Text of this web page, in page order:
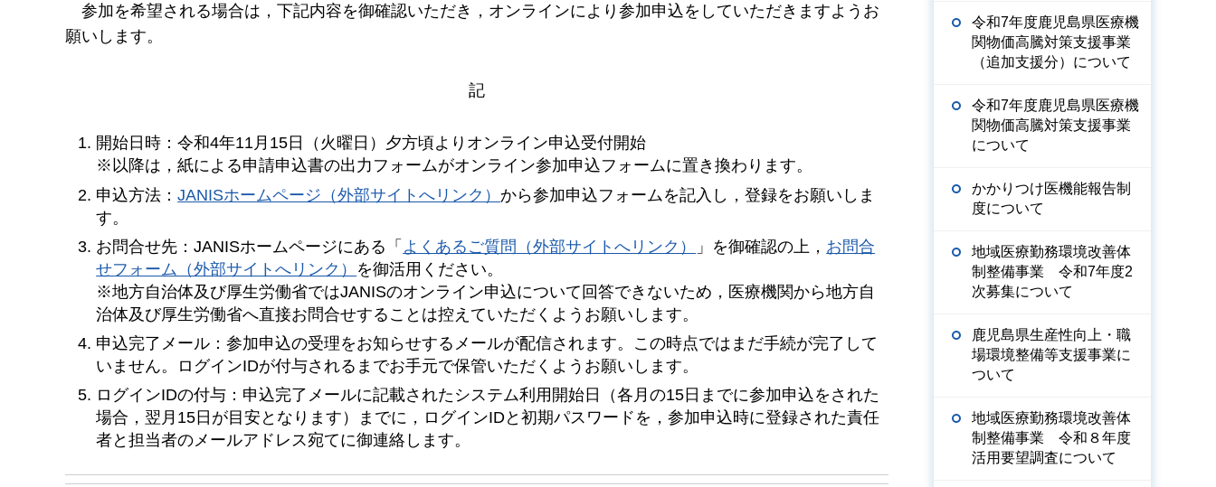
参加を希望される場合は，下記内容を御確認いただき，オンラインにより参加申込をしていただきますようお
願いします。
記
開始日時：令和4年11月15日（火曜日）夕方頃よりオンライン申込受付開始
※以降は，紙による申請申込書の出力フォームがオンライン参加申込フォームに置き換わります。
申込方法：JANISホームページ（外部サイトへリンク）から参加申込フォームを記入し，登録をお願いしま
す。
お問合せ先：JANISホームページにある「 よくあるご質問（外部サイトへリンク） 」を御確認の上， お問合
せフォーム（外部サイトへリンク） を御活用ください。
※地方自治体及び厚生労働省ではJANISのオンライン申込について回答できないため，医療機関から地方自
治体及び厚生労働省へ直接お問合せすることは控えていただくようお願いします。
申込完了メール：参加申込の受理をお知らせするメールが配信されます。この時点ではまだ手続が完了して
いません。ログインIDが付与されるまでお手元で保管いただくようお願いします。
ログインIDの付与：申込完了メールに記載されたシステム利用開始日（各月の15日までに参加申込をされた
場合，翌月15日が目安となります）までに，ログインIDと初期パスワードを，参加申込時に登録された責任
者と担当者のメールアドレス宛てに御連絡します。
令和7年度鹿児島県医療機
関物価高騰対策支援事業
（追加支援分）について
令和7年度鹿児島県医療機
関物価高騰対策支援事業
について
かかりつけ医機能報告制
度について
地域医療勤務環境改善体
制整備事業 令和7年度2
次募集について
鹿児島県生産性向上・職
場環境整備等支援事業に
ついて
地域医療勤務環境改善体
制整備事業 令和８年度
活用要望調査について